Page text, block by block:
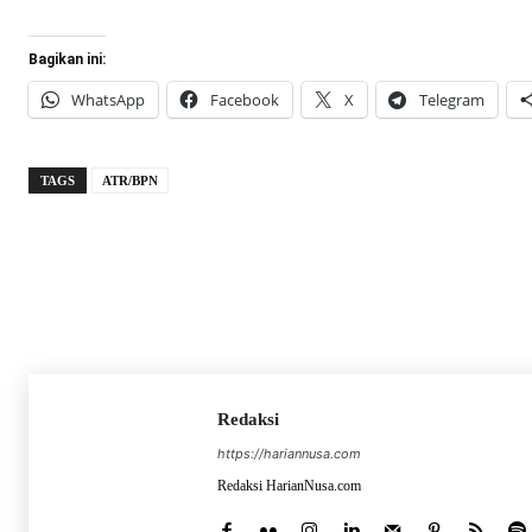
Bagikan ini:
WhatsApp Facebook X Telegram
TAGS ATR/BPN
Redaksi
https://hariannusa.com
Redaksi HarianNusa.com